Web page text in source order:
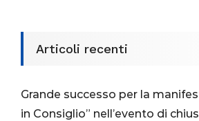
Articoli recenti
Grande successo per la
in Consiglio” nell’evento di